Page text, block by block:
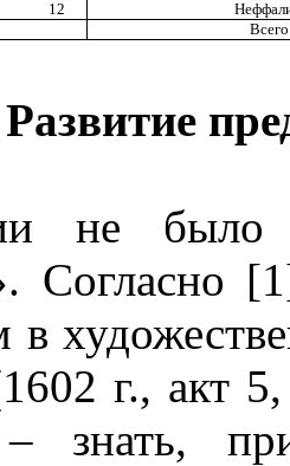
12
Всего
не было
Согласно
1602 г., акт
знать,